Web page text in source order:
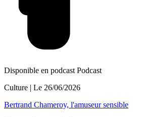
Disponible en podcast Podcast
Culture | Le 26/06/2026
Bertrand Chameroy, l'amuseur sensible